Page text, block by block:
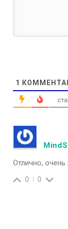
1
Отлично,
0 0